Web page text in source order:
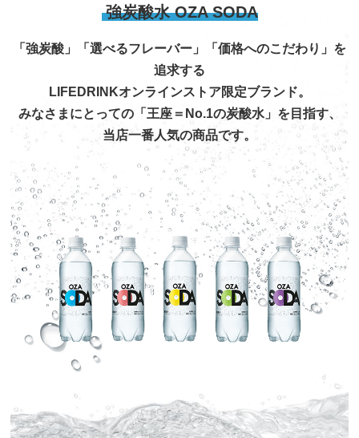
強炭酸水 OZA SODA
「強炭酸」「選べるフレーバー」「価格へのこだわり」を
追求する
LIFEDRINKオンラインストア限定ブランド。
みなさまにとっての「王座＝No.1の炭酸水」を目指す、
当店一番人気の商品です。